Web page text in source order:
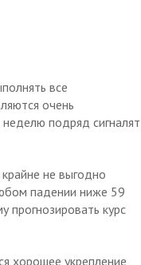
все
очень
подряд сигналят
не выгодно
падении ниже 59
прогнозировать курс
хорошее укрепление